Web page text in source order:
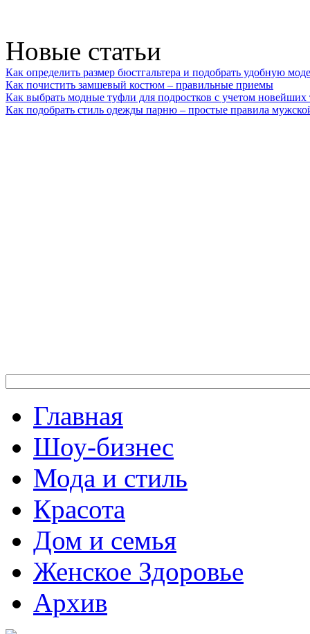
Новые статьи
Как определить размер бюстгальтера и подобрать удобную
Как почистить замшевый костюм – правильные приемы
Как выбрать модные туфли для подростков с учетом новейших
Как подобрать стиль одежды парню – простые правила
Главная
Шоу-бизнес
Мода и стиль
Красота
Дом и семья
Женское Здоровье
Архив